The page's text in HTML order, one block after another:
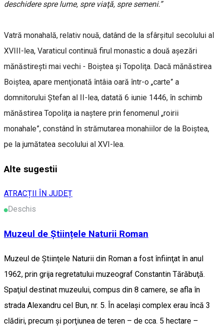
deschidere spre lume, spre viaţă, spre semeni.”
Vatră monahală, relativ nouă, datând de la sfârşitul secolului al
XVIII-lea, Varaticul continuă firul monastic a două aşezări
mănăstireşti mai vechi - Boiştea şi Topoliţa. Dacă mănăstirea
Boiştea, apare menţionată întâia oară într-o „carte” a
domnitorului Ştefan al II-lea, datată 6 iunie 1446, în schimb
mănăstirea Topoliţa ia naştere prin fenomenul „roirii
monahale”, constând în strămutarea monahiilor de la Boiştea,
pe la jumătatea secolului al XVI-lea.
Alte sugestii
ATRACȚII ÎN JUDEȚ
Deschis
Muzeul de Științele Naturii Roman
Muzeul de Ştiinţele Naturii din Roman a fost înfiinţat în anul
1962, prin grija regretatului muzeograf Constantin Tărăbuţă.
Spaţiul destinat muzeului, compus din 8 camere, se afla în
strada Alexandru cel Bun, nr. 5. În acelaşi complex erau încă 3
clădiri, precum şi porţiunea de teren – de cca. 5 hectare –